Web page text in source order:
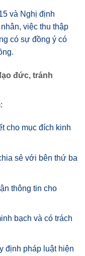
và Nghị định
việc thu thập
có sự đồng ý có
đức, tránh
cho mục đích kinh
sẻ với bên thứ ba
thông tin cho
bạch và có trách
định pháp luật hiện